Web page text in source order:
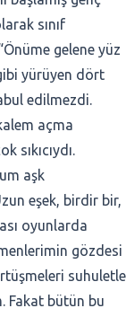
sınıf
gelene yüz
yürüyen dört
edilmezdi.
açma
sıkıcıydı.
aşk
eşek, birdir bir,
oyunlarda
gözdesi
suhuletle
Fakat bütün bu